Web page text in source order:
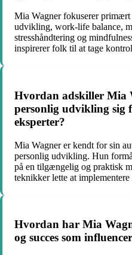
Mia Wagner fokuserer
udvikling, work-life balance,
stresshåndtering og
inspirerer folk til at tage
Hvordan adskiller Mia
personlig udvikling sig
eksperter?
Mia Wagner er kendt for sin
personlig udvikling. Hun
på en tilgængelig og praktisk
teknikker lette at implementere
Hvordan har Mia
og succes som